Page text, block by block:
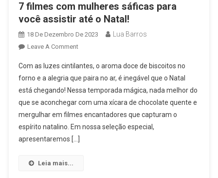
7 filmes com mulheres sáficas para
você assistir até o Natal!
18 De Dezembro De 2023 Lua Barros
Leave A CommentOn
Filmes
Com
Mulheres
Sáficas
Para
Você
Assistir
Com as luzes cintilantes, o aroma doce de biscoitos no
forno e a alegria que paira no ar, é inegável que o Natal
está chegando! Nessa temporada mágica, nada melhor do
que se aconchegar com uma xícara de chocolate quente e
mergulhar em filmes encantadores que capturam o
espírito natalino. Em nossa seleção especial,
apresentaremos […]
Leia mais...